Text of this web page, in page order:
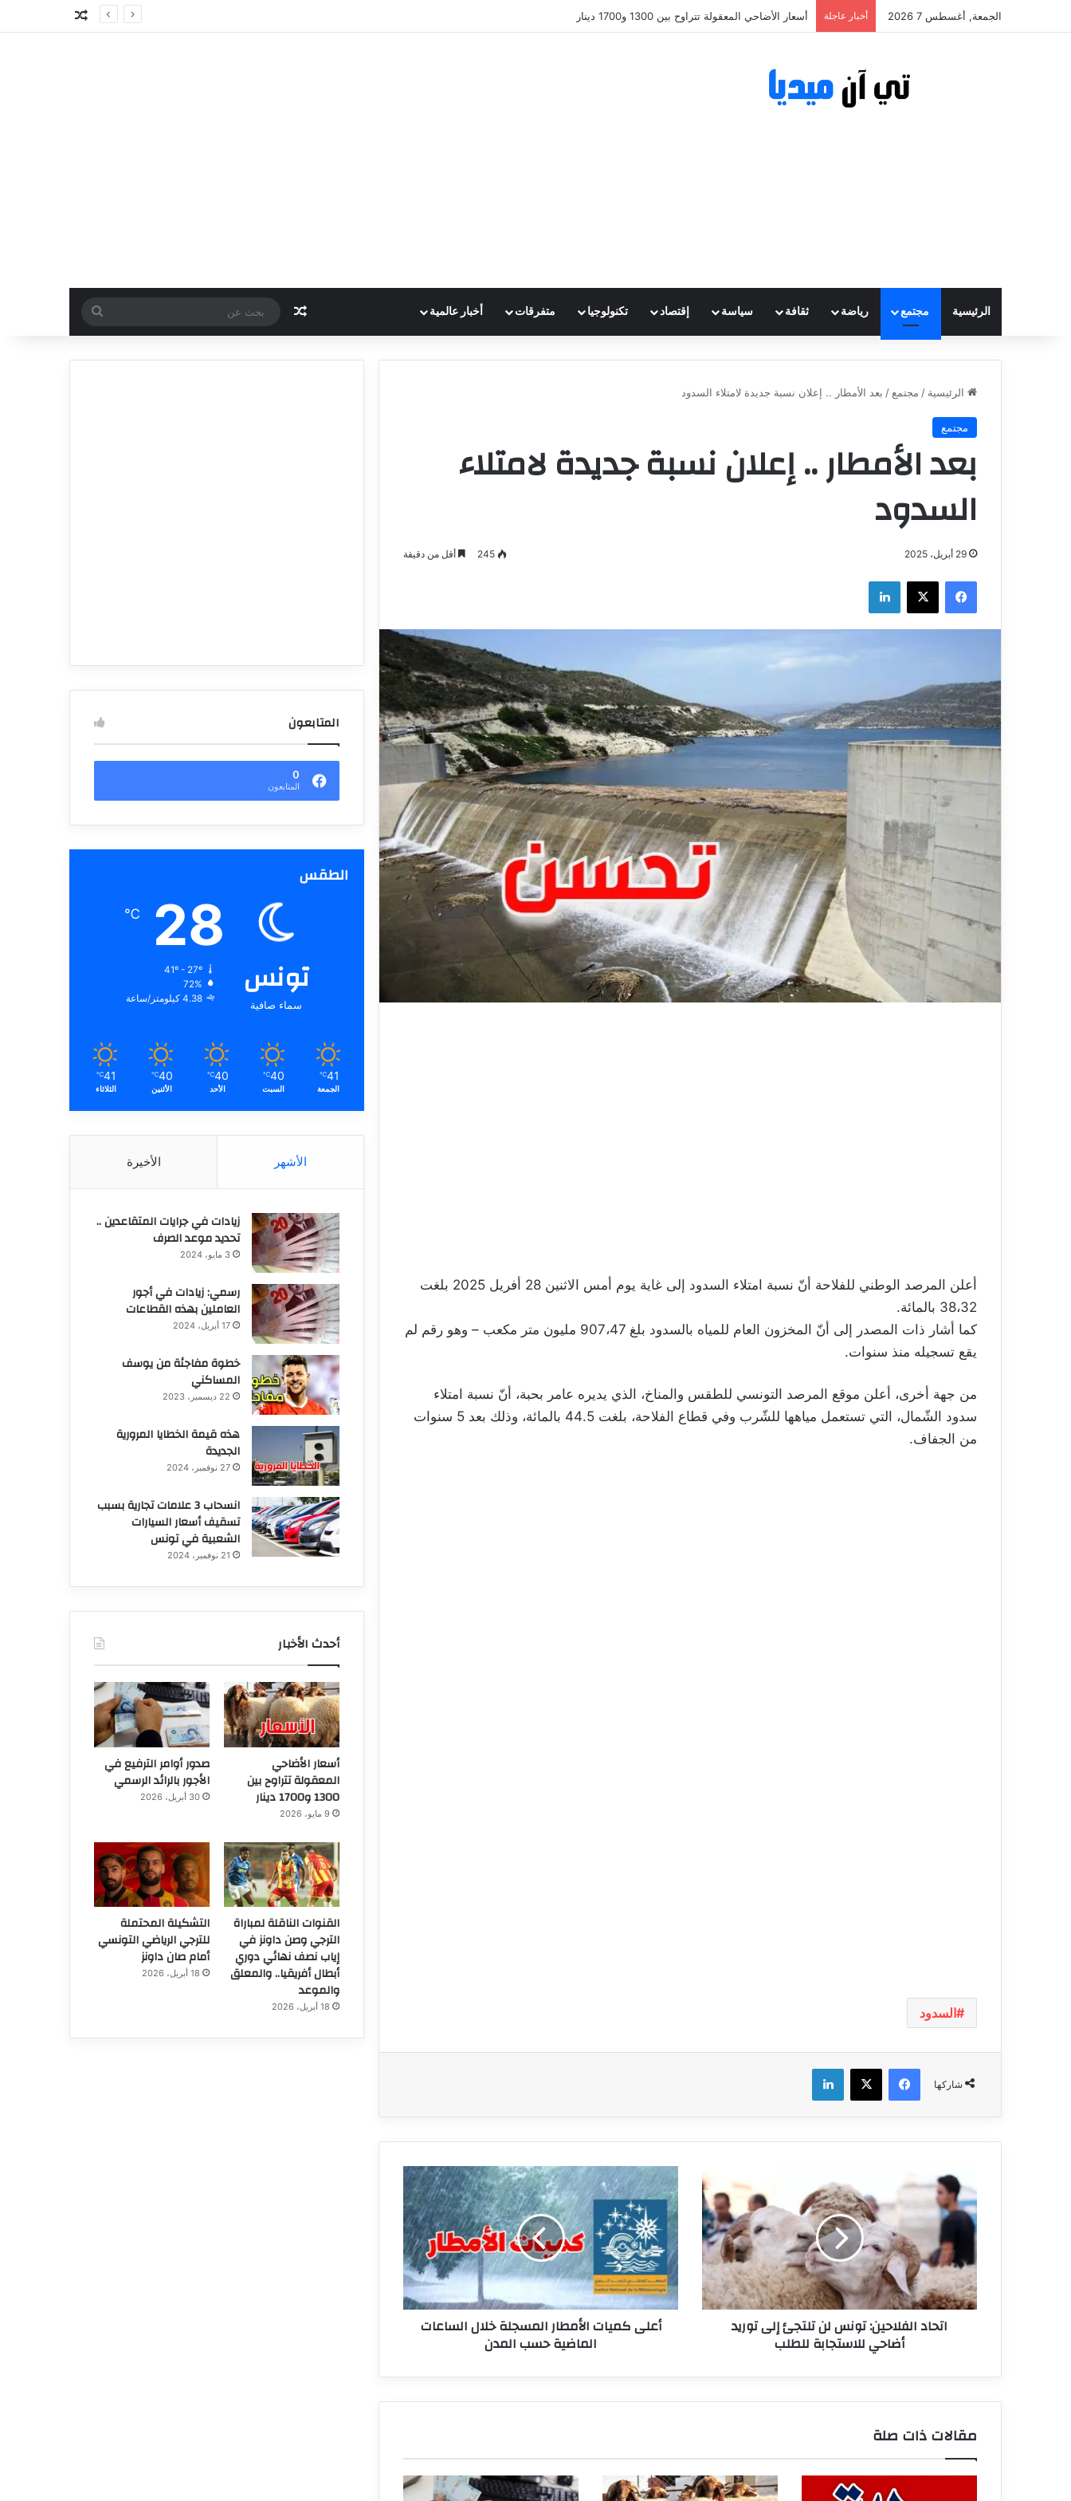
الجمعة, أغسطس 7 2026 أخبار عاجلة أسعار الأضاحي المعقولة تتراوح بين 1300 و1700 دينار مقال عشوائي
الرئيسية مجتمع رياضة ثقافة سياسة إقتصاد تكنولوجيا متفرقات أخبار عالمية مقال عشوائي
بحث
عن
الرئيسية / مجتمع / بعد الأمطار .. إعلان نسبة جديدة لامتلاء السدود
مجتمع
بعد الأمطار .. إعلان نسبة جديدة لامتلاء
السدود
29 أبريل، 2025 245 أقل من دقيقة
فيسبوك ‫X لينكدإن
أعلن المرصد الوطني للفلاحة أنّ نسبة امتلاء السدود إلى غاية يوم أمس الاثنين 28 أفريل 2025 بلغت
38،32 بالمائة.
كما أشار ذات المصدر إلى أنّ المخزون العام للمياه بالسدود بلغ 907،47 مليون متر مكعب – وهو رقم لم
يقع تسجيله منذ سنوات.
من جهة أخرى، أعلن موقع المرصد التونسي للطقس والمناخ، الذي يديره عامر بحبة، أنّ نسبة امتلاء
سدود الشّمال، التي تستعمل مياهها للشّرب وفي قطاع الفلاحة، بلغت 44.5 بالمائة، وذلك بعد 5 سنوات
من الجفاف.
السدود
شاركها
فيسبوك ‫X لينكدإن
الفلاحين:
تونس
لن
تلتجئ
إلى
توريد
أضاحي
للاستجابة
اتحاد الفلاحين: تونس لن تلتجئ إلى توريد
أضاحي للاستجابة للطلب
كميات
الأمطار
المسجلة
خلال
الساعات
الماضية
حسب
المدن
أعلى كميات الأمطار المسجلة خلال الساعات
الماضية حسب المدن
مقالات ذات صلة
المتابعون
0
المتابعون
الطقس
تونس
سماء صافية
28
℃
41º - 27º
72%
4.38 كيلومتر/ساعة
41
℃
الجمعة
40
℃
السبت
40
℃
الأحد
40
℃
الأثنين
41
℃
الثلاثاء
الأشهر الأخيرة
زيادات في جرايات المتقاعدين ..
تحديد موعد الصرف
3 مايو، 2024
رسمي: زيادات في أجور
العاملين بهذه القطاعات
17 أبريل، 2024
خطوة مفاجئة من يوسف
المساكني
22 ديسمبر، 2023
هذه قيمة الخطايا المرورية
الجديدة
27 نوفمبر، 2024
انسحاب 3 علامات تجارية بسبب
تسقيف أسعار السيارات
الشعبية في تونس
21 نوفمبر، 2024
أحدث الأخبار
أسعار الأضاحي
المعقولة تتراوح بين
1300 و1700 دينار
9 مايو، 2026
صدور أوامر الترفيع في
الأجور بالرائد الرسمي
30 أبريل، 2026
القنوات الناقلة لمباراة
الترجي وصن داونز في
إياب نصف نهائي دوري
أبطال أفريقيا.. والمعلق
والموعد
18 أبريل، 2026
التشكيلة المحتملة
للترجي الرياضي التونسي
أمام صان داونز
18 أبريل، 2026